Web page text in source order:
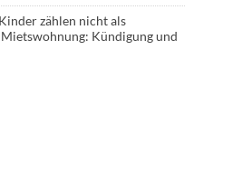
zählen nicht als
Mietswohnung: Kündigung und